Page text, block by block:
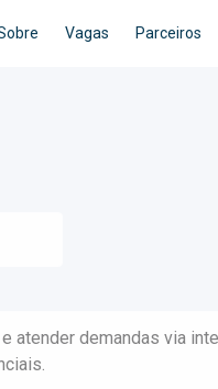
Vagas Parceiros
atender demandas via